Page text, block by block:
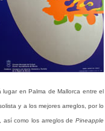
lugar enPalma de Mallorca entre el
y a los mejores arreglos, por lo
así como los arreglos de Pineapple